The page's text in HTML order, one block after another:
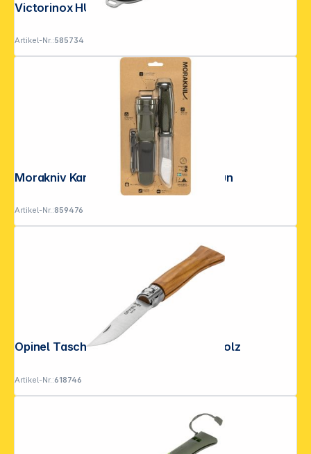
Victorinox HUNTER PRO M black
Artikel-Nr.:585734
Morakniv Kansbol inkl. Survival-Kit grün
Artikel-Nr.:859476
Opinel Taschenmesser No. 06 Olivenholz
Artikel-Nr.:618746